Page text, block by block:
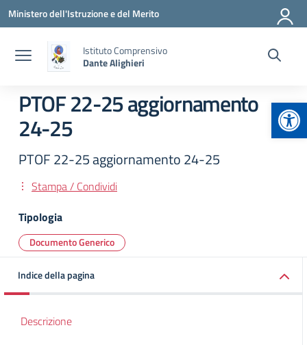
Vai ai contenuti
Vai al menu di navigazione
Vai al footer
Ministero dell'Istruzione e del Merito
Istituto Comprensivo
Dante Alighieri
PTOF 22-25 aggiornamento
24-25
PTOF 22-25 aggiornamento 24-25
Stampa / Condividi
Tipologia
Documento Generico
Indice della pagina
Descrizione